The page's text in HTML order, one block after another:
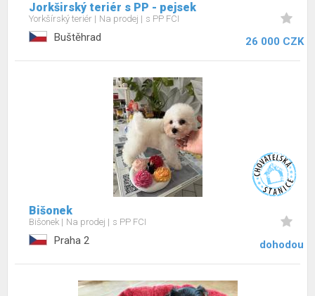
Jorkširský teriér s PP - pejsek
Yorkšírský teriér Na prodej s PP FCI
Buštěhrad 26 000 CZK
Bišonek
Bišonek Na prodej s PP FCI
Praha 2 dohodou